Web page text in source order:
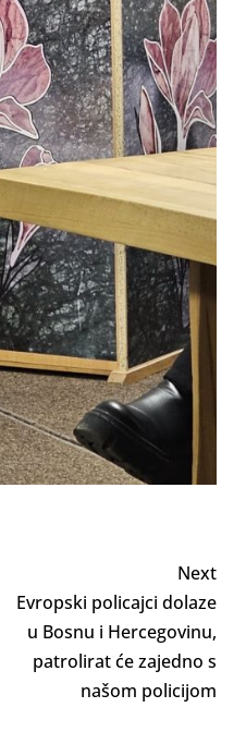
Next
Evropski policajci dolaze
u Bosnu i Hercegovinu,
patrolirat će zajedno s
našom policijom